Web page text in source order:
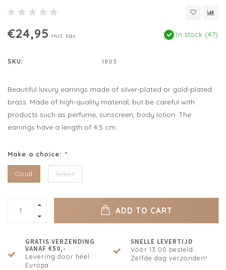
€24,95 Incl. tax In stock (47)
SKU: 1803
Beautiful luxury earrings made of silver-plated or gold-plated
brass. Made of high-quality material, but be careful with
products such as perfume, sunscreen, body lotion. The
earrings have a length of 4.5 cm.
Make a choice: *
Goud Silver
ADD TO CART
GRATIS VERZENDING
VANAF €50,-
Levering door héél
Europa
SNELLE LEVERTIJD
Vóór 13:00 besteld.
Zelfde dag verzonden!